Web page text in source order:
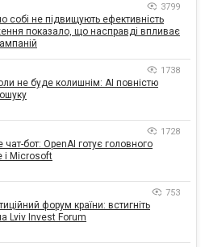
3799
собі не підвищують ефективність
показало, що насправді впливає
1738
не буде колишнім: AI повністю
1728
чат-бот: OpenAI готує головного
і Microsoft
753
форум країни: встигніть
Lviv Invest Forum